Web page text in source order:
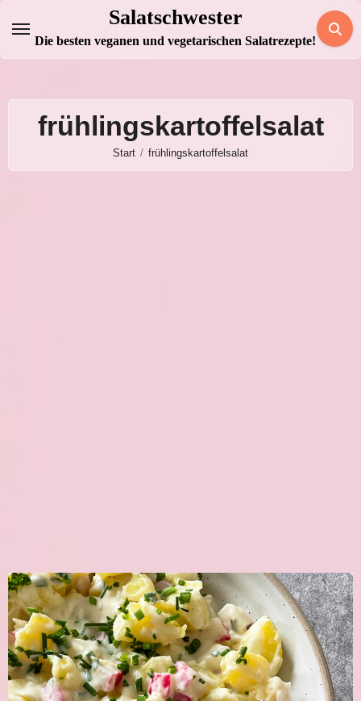
Inhalt
springen
Salatschwester
Die besten veganen und vegetarischen Salatrezepte!
frühlingskartoffelsalat
Start frühlingskartoffelsalat